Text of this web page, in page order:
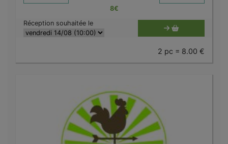
8€
Réception souhaitée le
2 pc = 8.00 €